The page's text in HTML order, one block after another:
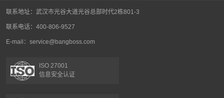
联系地址：武汉市光谷大道光谷总部时代2栋801-3
联系电话：400-806-9527
E-mail：service@bangboss.com
ISO 27001
信息安全认证